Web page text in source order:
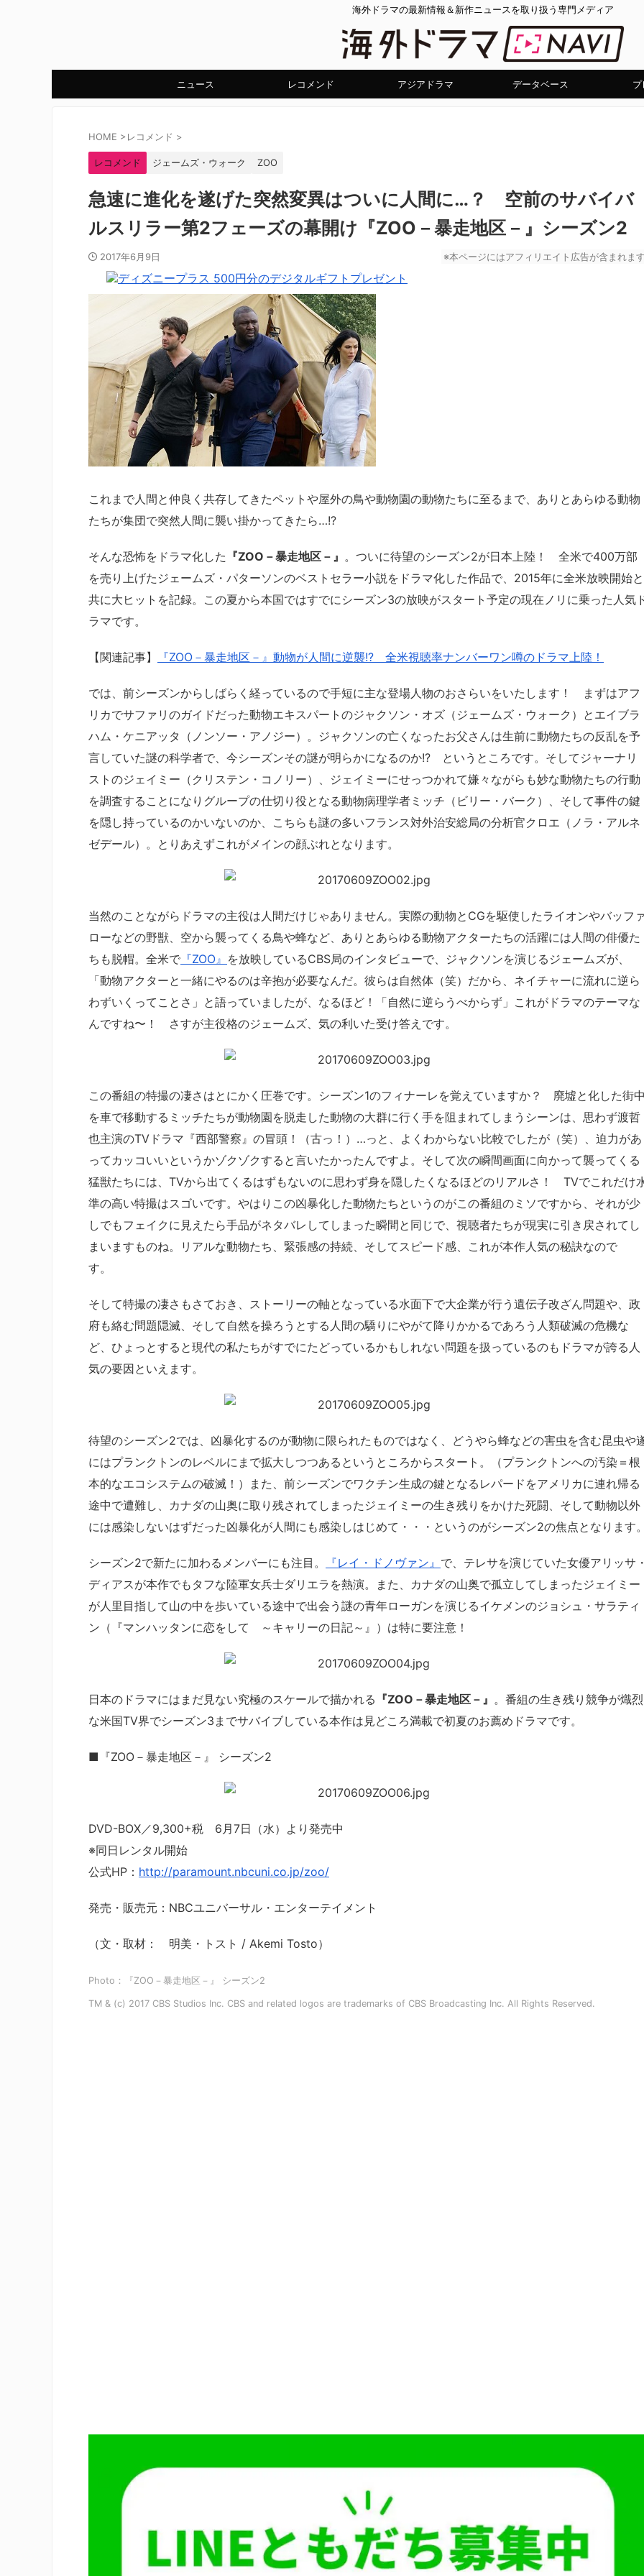
海外ドラマの最新情報＆新作ニュースを取り扱う専門メディア
ニュース レコメンド アジアドラマ データベース
HOME >レコメンド >
レコメンド ジェームズ・ウォーク ZOO
急速に進化を遂げた突然変異はついに人間に…？ 空前のサバイバ
ルスリラー第2フェーズの幕開け『ZOO－暴走地区－』シーズン2
2017年6月9日 ※本ページにはアフィリエイト広告が含まれま
これまで人間と仲良く共存してきたペットや屋外の鳥や動物園の動物たちに至るまで、ありとあらゆる動物
たちが集団で突然人間に襲い掛かってきたら…!?
そんな恐怖をドラマ化した 『ZOO－暴走地区－』 。ついに待望のシーズン2が日本上陸！ 全米で400万部
を売り上げたジェームズ・パターソンのベストセラー小説をドラマ化した作品で、2015年に全米放映開始と
共に大ヒットを記録。この夏から本国ではすでにシーズン3の放映がスタート予定の現在ノリに乗った人気
ラマです。
【関連記事】 『ZOO－暴走地区－』動物が人間に逆襲!? 全米視聴率ナンバーワン噂のドラマ上陸！
では、前シーズンからしばらく経っているので手短に主な登場人物のおさらいをいたします！ まずはアフ
リカでサファリのガイドだった動物エキスパートのジャクソン・オズ（ジェームズ・ウォーク）とエイブラ
ハム・ケニアッタ（ノンソー・アノジー）。ジャクソンの亡くなったお父さんは生前に動物たちの反乱を予
言していた謎の科学者で、今シーズンその謎が明らかになるのか!? というところです。そしてジャーナリ
ストのジェイミー（クリステン・コノリー）、ジェイミーにせっつかれて嫌々ながらも妙な動物たちの行動
を調査することになりグループの仕切り役となる動物病理学者ミッチ（ビリー・バーク）、そして事件の鍵
を隠し持っているのかいないのか、こちらも謎の多いフランス対外治安総局の分析官クロエ（ノラ・アルネ
ゼデール）。とりあえずこれがメインの顔ぶれとなります。
当然のことながらドラマの主役は人間だけじゃありません。実際の動物とCGを駆使したライオンやバッフ
ローなどの野獣、空から襲ってくる鳥や蜂など、ありとあらゆる動物アクターたちの活躍には人間の俳優た
ちも脱帽。全米で 『ZOO』 を放映しているCBS局のインタビューで、ジャクソンを演じるジェームズが、
「動物アクターと一緒にやるのは辛抱が必要なんだ。彼らは自然体（笑）だから、ネイチャーに流れに逆ら
わずいくってことさ」と語っていましたが、なるほど！「自然に逆らうべからず」これがドラマのテーマな
んですね〜！ さすが主役格のジェームズ、気の利いた受け答えです。
この番組の特撮の凄さはとにかく圧巻です。シーズン1のフィナーレを覚えていますか？ 廃墟と化した街
を車で移動するミッチたちが動物園を脱走した動物の大群に行く手を阻まれてしまうシーンは、思わず渡哲
也主演のTVドラマ『西部警察』の冒頭！（古っ！）…っと、よくわからない比較でしたが（笑）、迫力があ
ってカッコいいというかゾクゾクすると言いたかったんですよ。そして次の瞬間画面に向かって襲ってくる
猛獣たちには、TVから出てくるはずもないのに思わず身を隠したくなるほどのリアルさ！ TVでこれだけ
準の高い特撮はスゴいです。やはりこの凶暴化した動物たちというのがこの番組のミソですから、それが少
しでもフェイクに見えたら手品がネタバレしてしまった瞬間と同じで、視聴者たちが現実に引き戻されてし
まいますものね。リアルな動物たち、緊張感の持続、そしてスピード感、これが本作人気の秘訣なので
す。
そして特撮の凄さもさておき、ストーリーの軸となっている水面下で大企業が行う遺伝子改ざん問題や、政
府も絡む問題隠滅、そして自然を操ろうとする人間の驕りにやがて降りかかるであろう人類破滅の危機な
ど、ひょっとすると現代の私たちがすでにたどっているかもしれない問題を扱っているのもドラマが誇る人
気の要因といえます。
待望のシーズン2では、凶暴化するのが動物に限られたものではなく、どうやら蜂などの害虫を含む昆虫や
にはプランクトンのレベルにまで拡大しつつあるというところからスタート。（プランクトンへの汚染＝根
本的なエコシステムの破滅！）また、前シーズンでワクチン生成の鍵となるレパードをアメリカに連れ帰る
途中で遭難し、カナダの山奥に取り残されてしまったジェイミーの生き残りをかけた死闘、そして動物以外
には感染しないはずだった凶暴化が人間にも感染しはじめて・・・というのがシーズン2の焦点となります
シーズン2で新たに加わるメンバーにも注目。 『レイ・ドノヴァン』 で、テレサを演じていた女優アリッサ
ディアスが本作でもタフな陸軍女兵士ダリエラを熱演。また、カナダの山奥で孤立してしまったジェイミー
が人里目指して山の中を歩いている途中で出会う謎の青年ローガンを演じるイケメンのジョシュ・サラティ
ン（『マンハッタンに恋をして ～キャリーの日記～』）は特に要注意！
日本のドラマにはまだ見ない究極のスケールで描かれる 『ZOO－暴走地区－』 。番組の生き残り競争が熾烈
な米国TV界でシーズン3までサバイブしている本作は見どころ満載で初夏のお薦めドラマです。
■『ZOO－暴走地区－』 シーズン2
DVD-BOX／9,300+税 6月7日（水）より発売中
※同日レンタル開始
公式HP： http://paramount.nbcuni.co.jp/zoo/
発売・販売元：NBCユニバーサル・エンターテイメント
（文・取材： 明美・トスト / Akemi Tosto）
Photo：『ZOO－暴走地区－』 シーズン2
TM & (c) 2017 CBS Studios Inc. CBS and related logos are trademarks of CBS Broadcasting Inc. All Rights Reserved.